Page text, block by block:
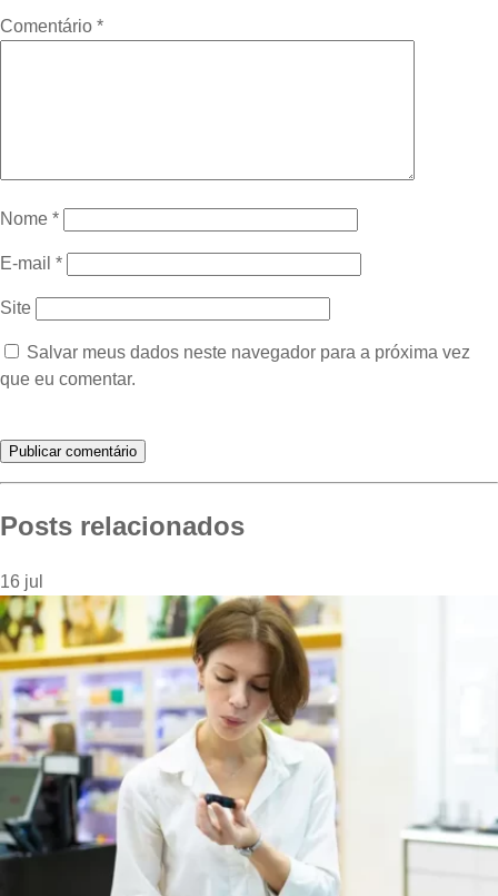
Comentário *
Nome *
E-mail *
Site
Salvar meus dados neste navegador para a próxima vez
que eu comentar.
Posts relacionados
16 jul